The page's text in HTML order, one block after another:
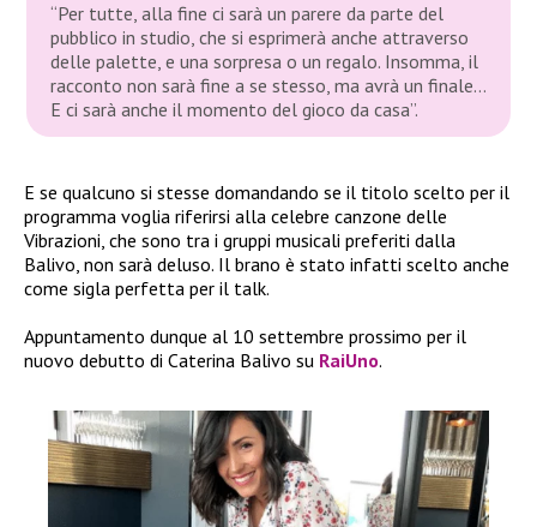
“Per tutte, alla fine ci sarà un parere da parte del
pubblico in studio, che si esprimerà anche attraverso
delle palette, e una sorpresa o un regalo. Insomma, il
racconto non sarà fine a se stesso, ma avrà un finale…
E ci sarà anche il momento del gioco da casa”.
E se qualcuno si stesse domandando se il titolo scelto per il
programma voglia riferirsi alla celebre canzone delle
Vibrazioni, che sono tra i gruppi musicali preferiti dalla
Balivo, non sarà deluso. Il brano è stato infatti scelto anche
come sigla perfetta per il talk.
Appuntamento dunque al 10 settembre prossimo per il
nuovo debutto di Caterina Balivo su RaiUno.